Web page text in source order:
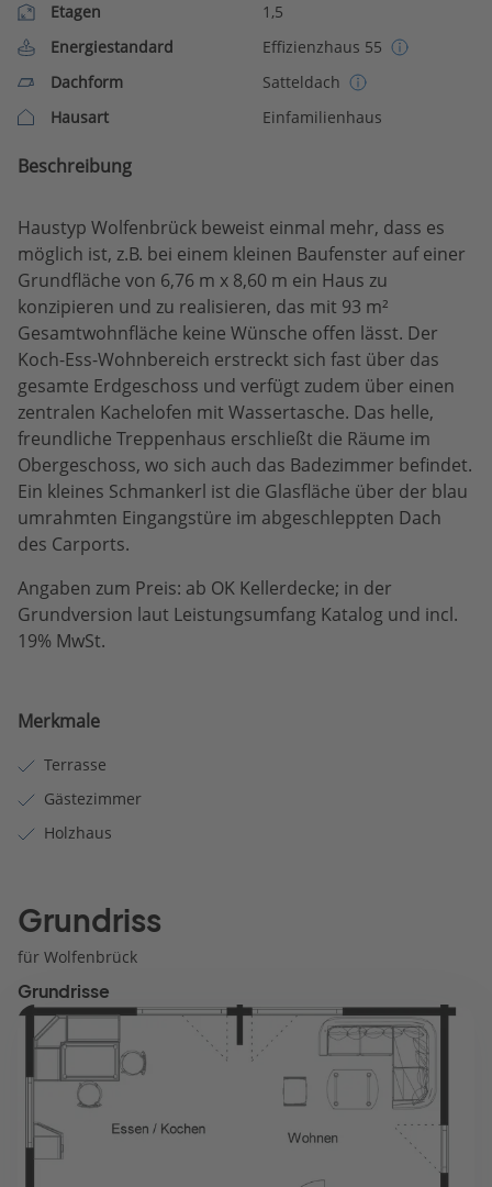
Etagen
1,5
Energiestandard
Effizienzhaus 55
Dachform
Satteldach
Hausart
Einfamilienhaus
Beschreibung
Haustyp Wolfenbrück beweist einmal mehr, dass es
möglich ist, z.B. bei einem kleinen Baufenster auf einer
Grundfläche von 6,76 m x 8,60 m ein Haus zu
konzipieren und zu realisieren, das mit 93 m²
Gesamtwohnfläche keine Wünsche offen lässt. Der
Koch-Ess-Wohnbereich erstreckt sich fast über das
gesamte Erdgeschoss und verfügt zudem über einen
zentralen Kachelofen mit Wassertasche. Das helle,
freundliche Treppenhaus erschließt die Räume im
Obergeschoss, wo sich auch das Badezimmer befindet.
Ein kleines Schmankerl ist die Glasfläche über der blau
umrahmten Eingangstüre im abgeschleppten Dach
des Carports.
Angaben zum Preis: ab OK Kellerdecke; in der
Grundversion laut Leistungsumfang Katalog und incl.
19% MwSt.
Merkmale
Terrasse
Gästezimmer
Holzhaus
Grundriss
für Wolfenbrück
Grundrisse